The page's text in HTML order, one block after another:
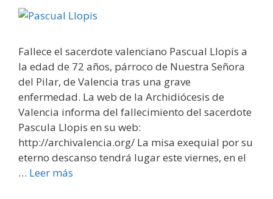
Fallece el sacerdote valenciano Pascual Llopis a
la edad de 72 años, párroco de Nuestra Señora
del Pilar, de Valencia tras una grave
enfermedad. La web de la Archidiócesis de
Valencia informa del fallecimiento del sacerdote
Pascula Llopis en su web:
http://archivalencia.org/ La misa exequial por su
eterno descanso tendrá lugar este viernes, en el
… Leer más